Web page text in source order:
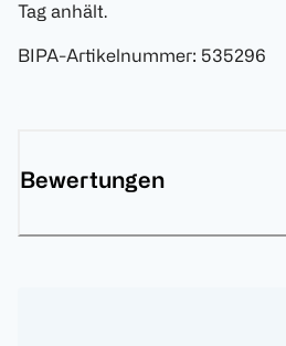
Tag anhält.
BIPA-Artikelnummer: 535296
Bewertungen